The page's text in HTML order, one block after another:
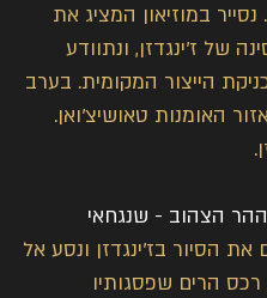
שנה. נסייר במוזיאון המציג את
של ז'ינגדזן, ונתוודע
הייצור המקומית. בערב
האומנות טאושיצ'ואן.
את הסיור בז'ינגדזן ונסע אל
הרים שפסגותיו